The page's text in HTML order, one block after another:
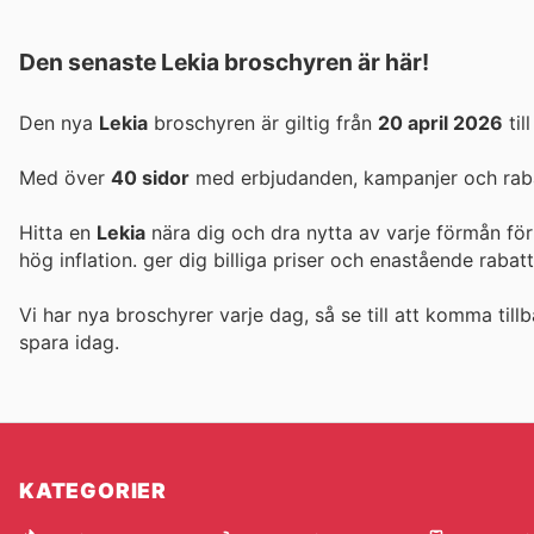
Den senaste Lekia broschyren är här!
Den nya Lekia broschyren är giltig från 20 april 2026 till
Med över 40 sidor med erbjudanden, kampanjer och
Hitta en Lekia nära dig och dra nytta av varje förmån
hög inflation. ger dig billiga priser och enastående
Vi har nya broschyrer varje dag, så se till att komma
spara idag.
KATEGORIER